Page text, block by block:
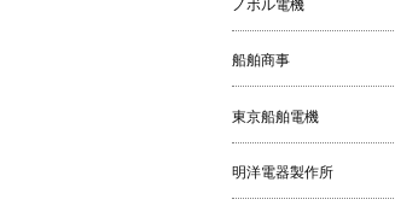
ノボル電機
船舶商事
東京船舶電機
明洋電器製作所